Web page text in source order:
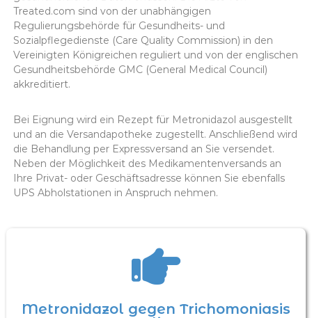
Treated.com sind von der unabhängigen
Regulierungsbehörde für Gesundheits- und
Sozialpflegedienste (Care Quality Commission) in den
Vereinigten Königreichen reguliert und von der englischen
Gesundheitsbehörde GMC (General Medical Council)
akkreditiert.
Bei Eignung wird ein Rezept für Metronidazol ausgestellt
und an die Versandapotheke zugestellt. Anschließend wird
die Behandlung per Expressversand an Sie versendet.
Neben der Möglichkeit des Medikamentenversands an
Ihre Privat- oder Geschäftsadresse können Sie ebenfalls
UPS Abholstationen in Anspruch nehmen.
Metronidazol gegen Trichomoniasis